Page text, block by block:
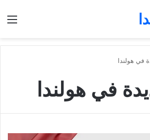
في هولندا
في هولندا